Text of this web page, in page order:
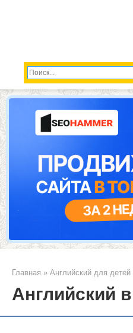
Главная » Английский для детей
Английский